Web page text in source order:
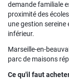
demande familiale
proximité des
une gestion
inférieur.
Marseille-en-
parc de maisons
Ce qu'il faut